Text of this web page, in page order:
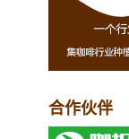
合作伙伴